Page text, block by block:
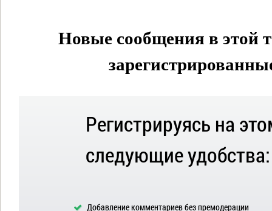
Новые сообщения в этой
Регистрируясь на
следующие удобства:
Добавление комментариев без премодерации